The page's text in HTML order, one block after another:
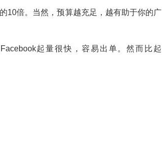
10倍。当然，预算越充足，越有助于你的广
起量很快，容易出单。然而比起